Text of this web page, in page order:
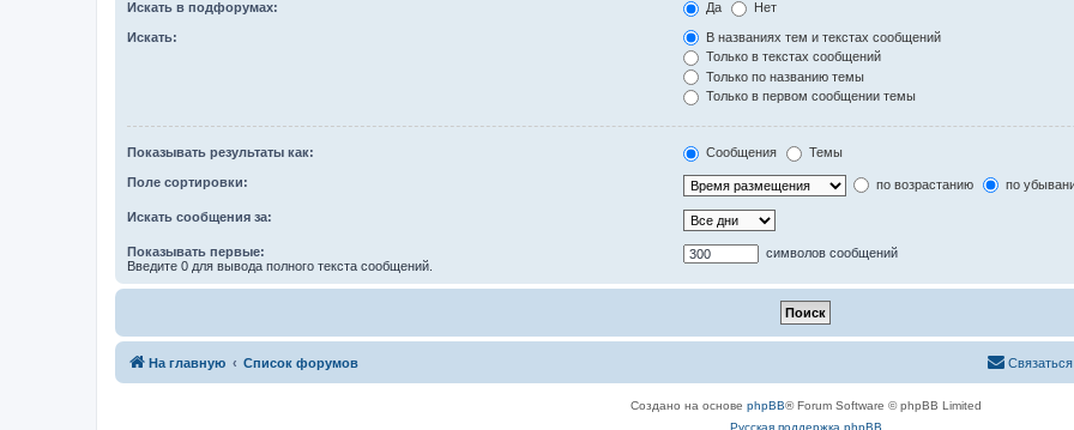
Искать в подфорумах: Да Нет
Искать:
В названиях тем и текстах сообщений
Только в текстах сообщений
Только по названию темы
Только в первом сообщении темы
Показывать результаты как: Сообщения Темы
Поле сортировки: по возрастанию по
Искать сообщения за:
Показывать первые:
Введите 0 для вывода полного текста сообщений.
символов сообщений
На главную Список форумов
Создано на основе phpBB® Forum Software © phpBB Limited
Русская поддержка phpBB